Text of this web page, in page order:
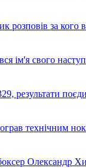
розповів за кого
ім'я свого
результати
технічним
Олександр